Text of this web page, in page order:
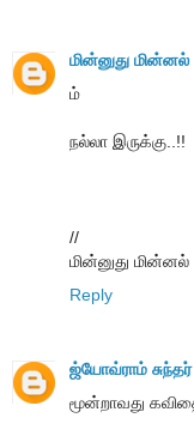
மின்னுது மின்னல்
ம்
நல்லா இருக்கு..!!
//
மின்னுது மின்னல்
Reply
ஜ்யோவ்ராம் சுந்தர்
மூன்றாவது கவிதை